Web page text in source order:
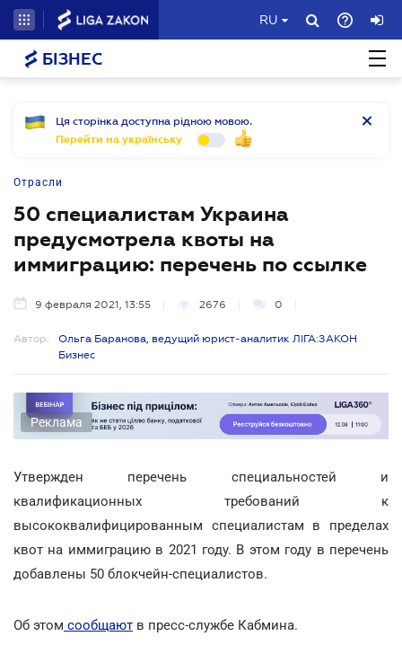
RU
БІЗНЕС
Ця сторінка доступна рідною мовою.
Перейти на українську
Отрасли
50 специалистам Украина
предусмотрела квоты на
иммиграцию: перечень по ссылке
9 февраля 2021, 13:55 2676 0
Автор:
Ольга Баранова, ведущий юрист-аналитик ЛІГА:ЗАКОН
Бизнес
Реклама
Утвержден перечень специальностей и
квалификационных требований к
высококвалифицированным специалистам в пределах
квот на иммиграцию в 2021 году. В этом году в перечень
добавлены 50 блокчейн-специалистов.
Об этом сообщают в пресс-службе Кабмина.